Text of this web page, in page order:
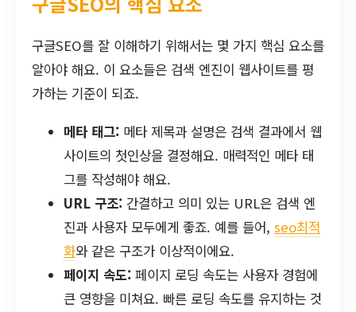
구글SEO를 잘 이해하기 위해서는 몇 가지 핵심 요소를
알아야 해요. 이 요소들은 검색 엔진이 웹사이트를 평
가하는 기준이 되죠.
메타 태그: 메타 제목과 설명은 검색 결과에서 웹
사이트의 첫인상을 결정해요. 매력적인 메타 태
그를 작성해야 해요.
URL 구조: 간결하고 의미 있는 URL은 검색 엔
진과 사용자 모두에게 좋죠. 예를 들어, seo최적
화와 같은 구조가 이상적이에요.
페이지 속도: 페이지 로딩 속도는 사용자 경험에
큰 영향을 미쳐요. 빠른 로딩 속도를 유지하는 것